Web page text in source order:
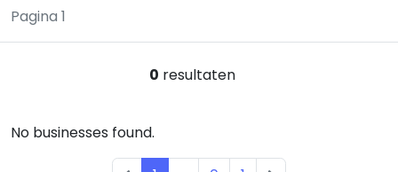
Pagina 1
0 resultaten
No businesses found.